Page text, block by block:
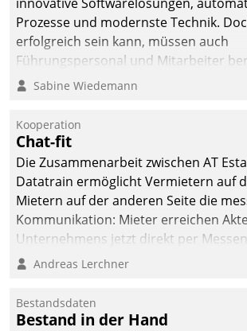
Prozesse und modernste Technik.
erfolgreich sein kann, müssen auch
Führungspersonal und Mitarbeiter
verändern und anzupassen, sonst
Sabine Wiedemann
Kooperation
Chat-fit
Die Zusammenarbeit zwischen AT
Datatrain ermöglicht Vermietern auf
Mietern auf der anderen Seite die
Kommunikation: Mieter erreichen
Unternehmens jetzt direkt per
Mitarbeiter oder Dienstleister
Andreas Lerchner
Bestandsdaten
Bestand in der Hand